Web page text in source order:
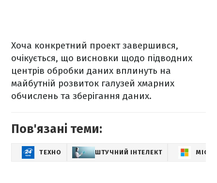
Хоча конкретний проект завершився,
очікується, що висновки щодо підводних
центрів обробки даних вплинуть на
майбутній розвиток галузей хмарних
обчислень та зберігання даних.
Пов'язані теми:
ТЕХНО ШТУЧНИЙ ІНТЕЛЕКТ